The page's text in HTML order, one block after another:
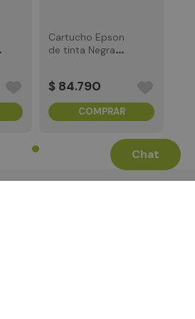
Chat
Cartucho Epson
de tinta Negra
$ 84.790
COMPRAR